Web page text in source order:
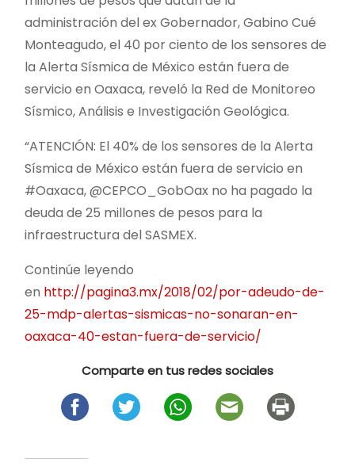
administración del ex Gobernador, Gabino Cué
Monteagudo, el 40 por ciento de los sensores de
la Alerta Sísmica de México están fuera de
servicio en Oaxaca, reveló la Red de Monitoreo
Sísmico, Análisis e Investigación Geológica.
“ATENCIÓN: El 40% de los sensores de la Alerta
Sísmica de México están fuera de servicio en
#Oaxaca, @CEPCO_GobOax no ha pagado la
deuda de 25 millones de pesos para la
infraestructura del SASMEX.
Continúe leyendo
en http://pagina3.mx/2018/02/por-adeudo-de-
25-mdp-alertas-sismicas-no-sonaran-en-
oaxaca-40-estan-fuera-de-servicio/
Comparte en tus redes sociales